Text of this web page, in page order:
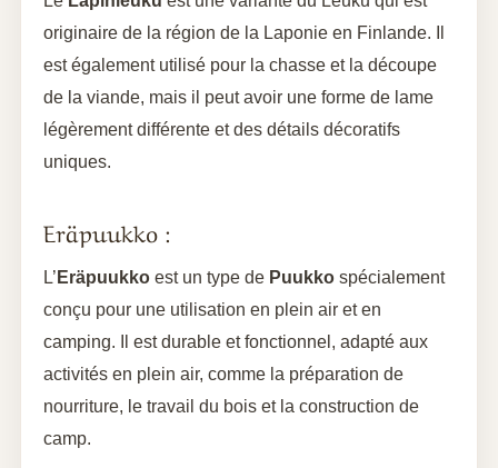
originaire de la région de la Laponie en Finlande. Il
est également utilisé pour la chasse et la découpe
de la viande, mais il peut avoir une forme de lame
légèrement différente et des détails décoratifs
uniques.
Eräpuukko :
L’ Eräpuukko est un type de Puukko spécialement
conçu pour une utilisation en plein air et en
camping. Il est durable et fonctionnel, adapté aux
activités en plein air, comme la préparation de
nourriture, le travail du bois et la construction de
camp.